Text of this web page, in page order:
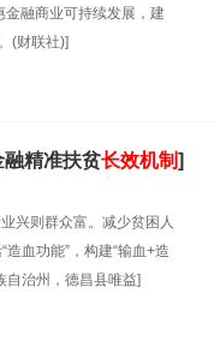
融商业可持续发展，建
(财联社)]
融精准扶贫长效机制]
兴则群众富。减少贫困人
血功能”，构建“输血+造
自治州，德昌县唯益]